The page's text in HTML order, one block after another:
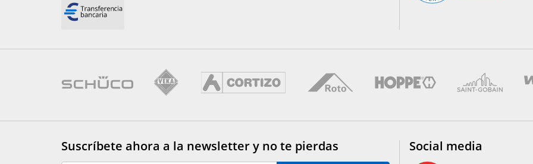
Suscríbete ahora a la newslettery no te pierdas Social media